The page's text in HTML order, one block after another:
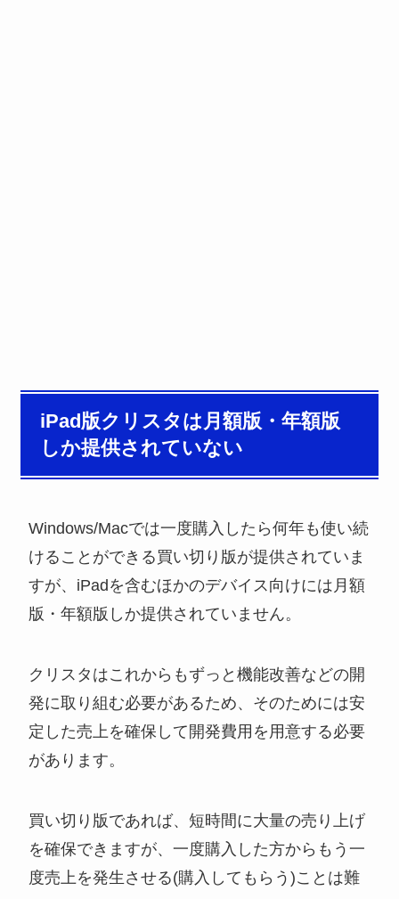
iPad版クリスタは月額版・年額版
しか提供されていない
Windows/Macでは一度購入したら何年も使い続
けることができる買い切り版が提供されていま
すが、iPadを含むほかのデバイス向けには月額
版・年額版しか提供されていません。
クリスタはこれからもずっと機能改善などの開
発に取り組む必要があるため、そのためには安
定した売上を確保して開発費用を用意する必要
があります。
買い切り版であれば、短時間に大量の売り上げ
を確保できますが、一度購入した方からもう一
度売上を発生させる(購入してもらう)ことは難